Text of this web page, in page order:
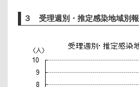
３ 受理週別・推定感染地域別